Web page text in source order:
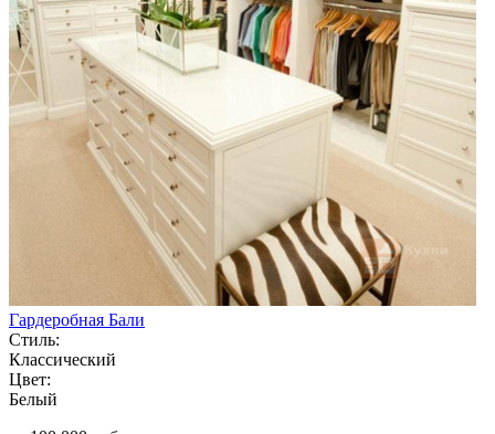
Гардеробная Бали
Стиль:
Классический
Цвет:
Белый